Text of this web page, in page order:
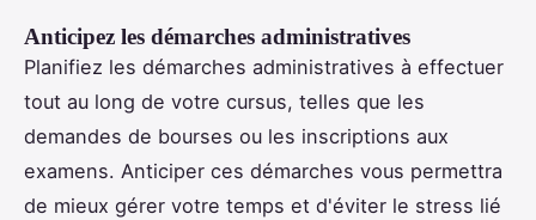
Anticipez les démarches administratives
Planifiez les démarches administratives à effectuer
tout au long de votre cursus, telles que les
demandes de bourses ou les inscriptions aux
examens. Anticiper ces démarches vous permettra
de mieux gérer votre temps et d'éviter le stress lié